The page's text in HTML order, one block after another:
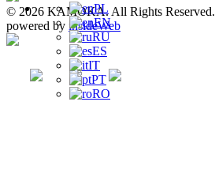
PL
EN
RU
ES
IT
PT
RO
© 2026 KAMOKA. All Rights Reserved.
powered by insideWeb